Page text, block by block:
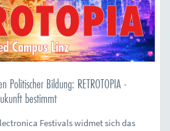
Politischer Bildung: RETROTOPIA -
bestimmt
Festivals widmet sich das